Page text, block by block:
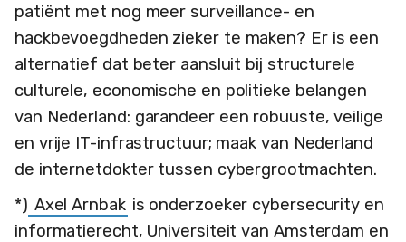
patiënt met nog meer surveillance- en
hackbevoegdheden zieker te maken? Er is een
alternatief dat beter aansluit bij structurele
culturele, economische en politieke belangen
van Nederland: garandeer een robuuste, veilige
en vrije IT-infrastructuur; maak van Nederland
de internetdokter tussen cybergrootmachten.
*) Axel Arnbak is onderzoeker cybersecurity en
informatierecht, Universiteit van Amsterdam en